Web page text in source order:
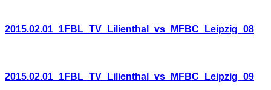
2015.02.01_1FBL_TV_Lilienthal_vs_MFBC_Leipzig_08
2015.02.01_1FBL_TV_Lilienthal_vs_MFBC_Leipzig_09